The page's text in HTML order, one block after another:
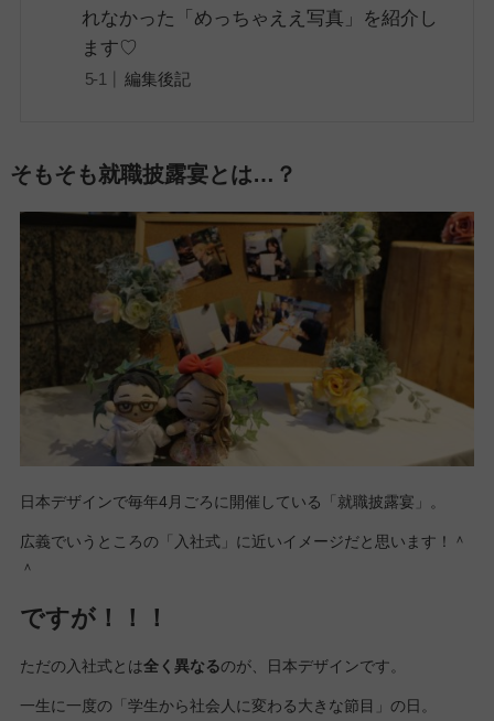
れなかった「めっちゃええ写真」を紹介し
ます♡
編集後記
そもそも就職披露宴とは…？
日本デザインで毎年4月ごろに開催している「就職披露宴」。
広義でいうところの「入社式」に近いイメージだと思います！＾
＾
ですが！！！
ただの入社式とは全く異なるのが、日本デザインです。
一生に一度の「学生から社会人に変わる大きな節目」の日。